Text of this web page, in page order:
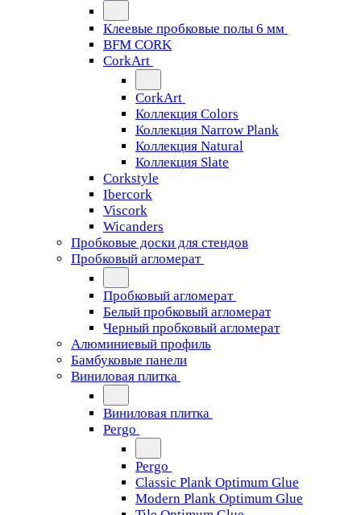
Клеевые пробковые полы 6 мм
BFM CORK
CorkArt
CorkArt
Коллекция Colors
Коллекция Narrow Plank
Коллекция Natural
Коллекция Slate
Corkstyle
Ibercork
Viscork
Wicanders
Пробковые доски для стендов
Пробковый агломерат
Пробковый агломерат
Белый пробковый агломерат
Черный пробковый агломерат
Алюминиевый профиль
Бамбуковые панели
Виниловая плитка
Виниловая плитка
Pergo
Pergo
Classic Plank Optimum Glue
Modern Plank Optimum Glue